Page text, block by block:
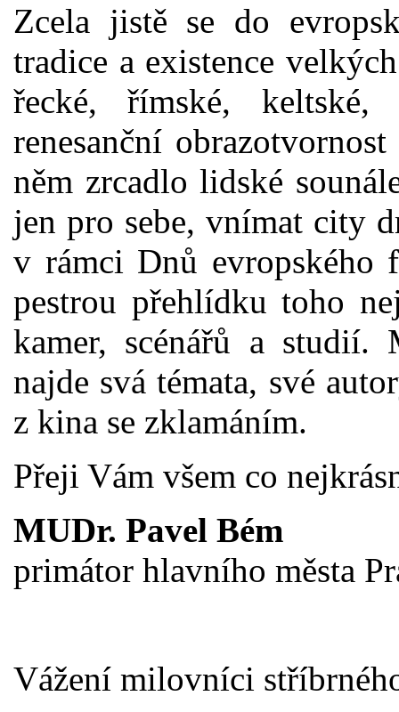
Zcela jistě se do
tradice a existence
řecké, římské, keltské,
renesanční
něm zrcadlo lidské
jen pro sebe, vnímat city
v rámci Dnů evropského
pestrou přehlídku toho
kamer, scénářů a
najde svá témata, své
z kina se zklamáním.
Přeji Vám všem co
MUDr. Pavel Bém
primátor hlavního města
Vážení milovníci